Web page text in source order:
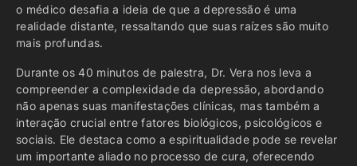
o médico desafia a ideia de que a depressão é uma
realidade distante, ressaltando que suas raízes são muito
mais profundas.
Durante os 40 minutos de palestra, Dr. Vera nos leva a
compreender a complexidade da depressão, abordando
não apenas suas manifestações clínicas, mas também a
interação crucial entre fatores biológicos, psicológicos e
sociais. Ele destaca como a espiritualidade pode se revelar
um importante aliado no processo de cura, oferecendo